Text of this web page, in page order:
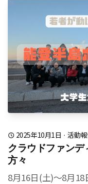
2025年10月1日 · 活動
クラウドファンデ
方々
8月16日(土)～8月